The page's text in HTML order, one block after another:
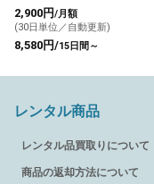
2,900円/月額
(30日単位／自動更新)
8,580円/15日間～
レンタル商品
レンタル品買取りについて
商品の返却方法について